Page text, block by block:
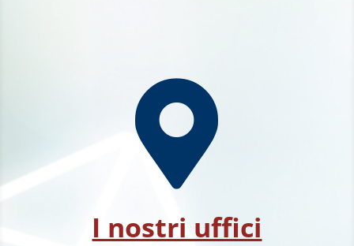

I nostri uffici